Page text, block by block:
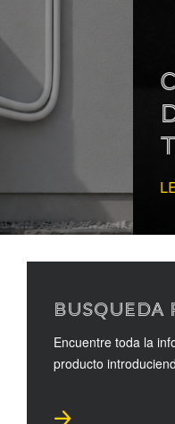
CÓMO
TÉCNICA
LEÉR MAS
BUSQUEDA
Encuentre toda la
producto